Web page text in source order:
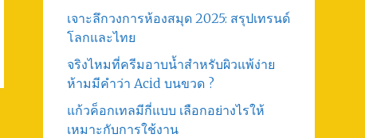
เจาะลึกวงการห้องสมุด 2025: สรุปเทรนด์
โลกและไทย
จริงไหมที่ครีมอาบน้ำสำหรับผิวแพ้ง่าย
ห้ามมีคำว่า Acid บนขวด ?
แก้วค็อกเทลมีกี่แบบ เลือกอย่างไรให้
เหมาะกับการใช้งาน